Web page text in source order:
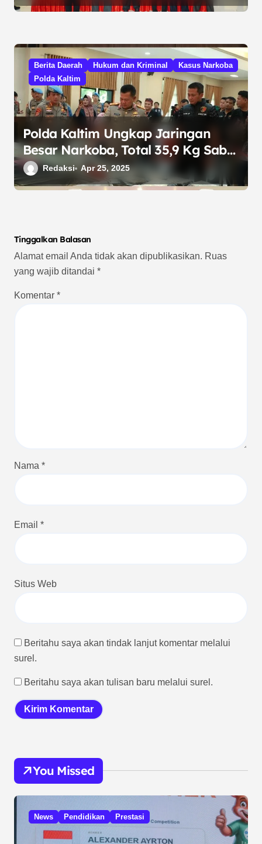
Berita Daerah Hukum dan Kriminal
Kasus Narkoba
Polda Kaltim
Polda Kaltim Ungkap Jaringan
Besar Narkoba, Total 35,9 Kg Sabu
dan 500 Gram Ganja Diamankan
Redaksi Apr 25, 2025
Tinggalkan Balasan
Alamat email Anda tidak akan dipublikasikan. Ruas
yang wajib ditandai *
Komentar *
Nama *
Email *
Situs Web
Beritahu saya akan tindak lanjut komentar melalui
surel.
Beritahu saya akan tulisan baru melalui surel.
You Missed
News Pendidikan Prestasi